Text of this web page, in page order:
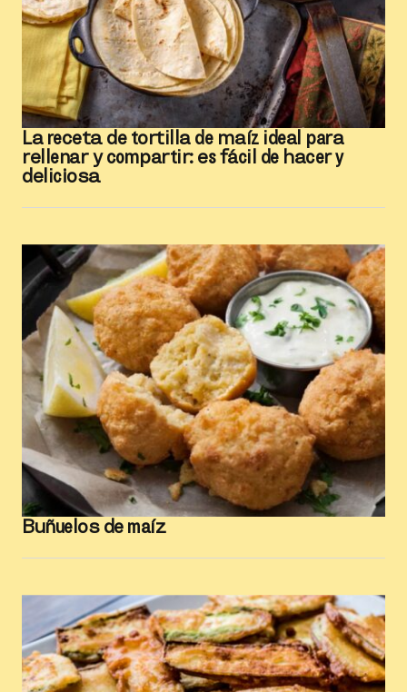
La receta de tortilla de maíz ideal para
rellenar y compartir: es fácil de hacer y
deliciosa
Buñuelos de maíz